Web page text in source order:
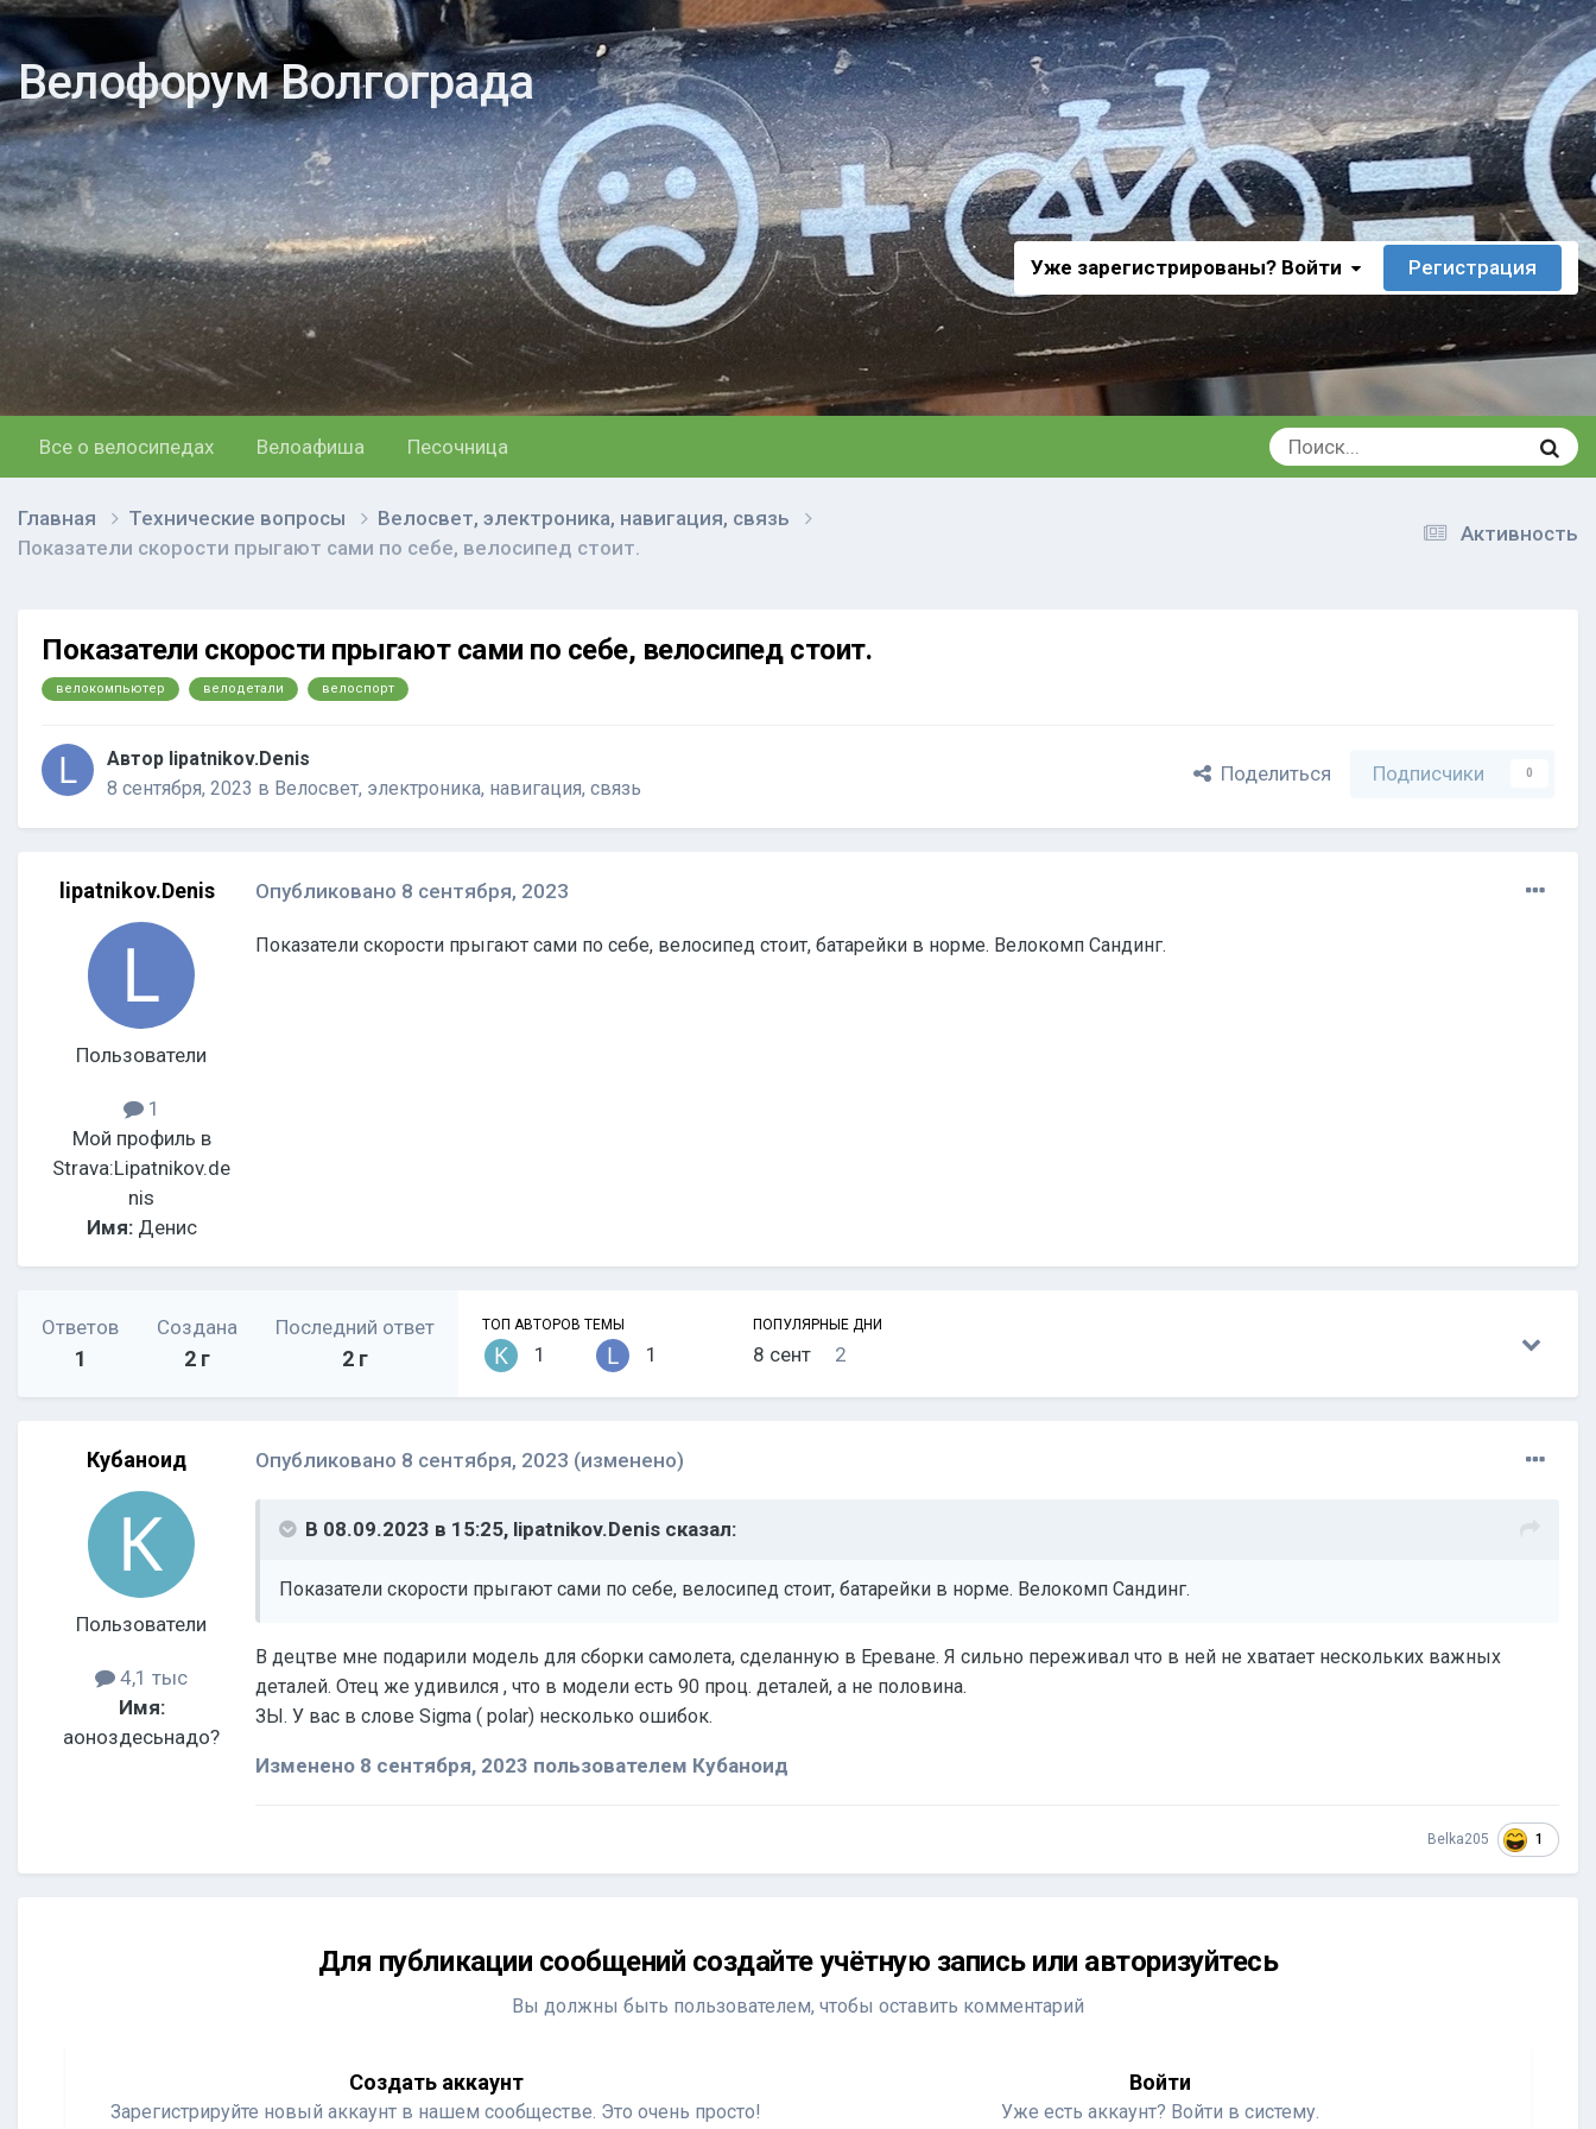
Велофорум Волгограда
Уже зарегистрированы? Войти Регистрация
Все о велосипедах Велоафиша Песочница
Активность
Главная Технические вопросы
Велосвет, электроника, навигация, связь
Показатели скорости прыгают сами по себе, велосипед стоит.
Показатели скорости прыгают сами по себе, велосипед стоит.
велокомпьютер велодетали велоспорт
Автор lipatnikov.Denis
8 сентября, 2023 в Велосвет, электроника, навигация, связь
Поделиться Подписчики 0
lipatnikov.Denis
Пользователи
1
Мой профиль в
Strava:Lipatnikov.de
nis
Имя:Денис
Опубликовано 8 сентября, 2023
Показатели скорости прыгают сами по себе, велосипед стоит, батарейки в норме. Велокомп Сандинг.
Ответов
1
Создана
2 г
Последний ответ
2 г
ТОП АВТОРОВ ТЕМЫ
1 1
ПОПУЛЯРНЫЕ ДНИ
8 сент 2
Кубаноид
Пользователи
4,1 тыс
Имя:
аоноздесьнадо?
Опубликовано 8 сентября, 2023 (изменено)
В 08.09.2023 в 15:25, lipatnikov.Denis сказал:
Показатели скорости прыгают сами по себе, велосипед стоит, батарейки в норме. Велокомп Сандинг.
В децтве мне подарили модель для сборки самолета, сделанную в Ереване. Я сильно переживал что в ней не хватает нескольких важных
деталей. Отец же удивился , что в модели есть 90 проц. деталей, а не половина.
ЗЫ. У вас в слове Sigma ( polar) несколько ошибок.
Изменено 8 сентября, 2023 пользователем Кубаноид
Belka205 1
Для публикации сообщений создайте учётную запись или авторизуйтесь
Вы должны быть пользователем, чтобы оставить комментарий
Создать аккаунт
Зарегистрируйте новый аккаунт в нашем сообществе. Это очень просто!
Войти
Уже есть аккаунт? Войти в систему.